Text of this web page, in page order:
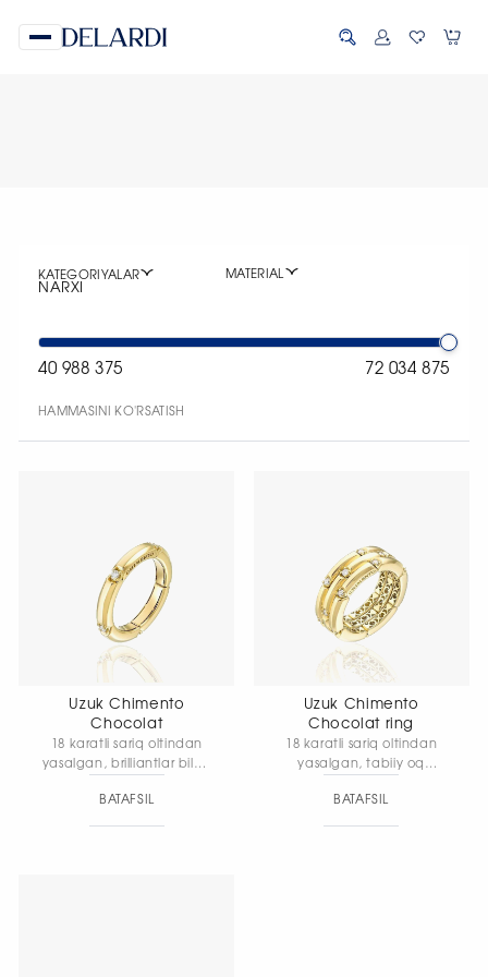
KATEGORIYALAR MATERIAL
NARXI
40 988 375 72 034 875
HAMMASINI KO'RSATISH
Uzuk Chimento
Chocolat
18 karatli sariq oltindan
yasalgan, brilliantlar bilan
— kolleksiyaga xos uslubni
BATAFSIL
Uzuk Chimento
Chocolat ring
18 karatli sariq oltindan
yasalgan, tabiiy oq
Chocolat uzugi.
BATAFSIL